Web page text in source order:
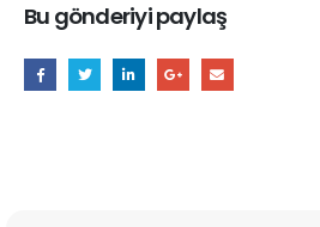
Bu gönderiyi paylaş